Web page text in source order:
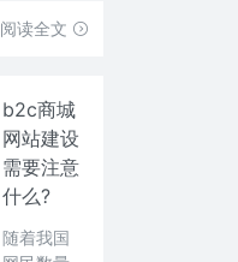
阅读全文
b2c商城
网站建设
需要注意
什么?
随着我国